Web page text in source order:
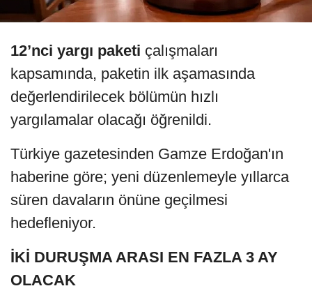
12’nci yargı paketi çalışmaları
kapsamında, paketin ilk aşamasında
değerlendirilecek bölümün hızlı
yargılamalar olacağı öğrenildi.
Türkiye gazetesinden Gamze Erdoğan'ın
haberine göre; yeni düzenlemeyle yıllarca
süren davaların önüne geçilmesi
hedefleniyor.
İKİ DURUŞMA ARASI EN FAZLA 3 AY
OLACAK